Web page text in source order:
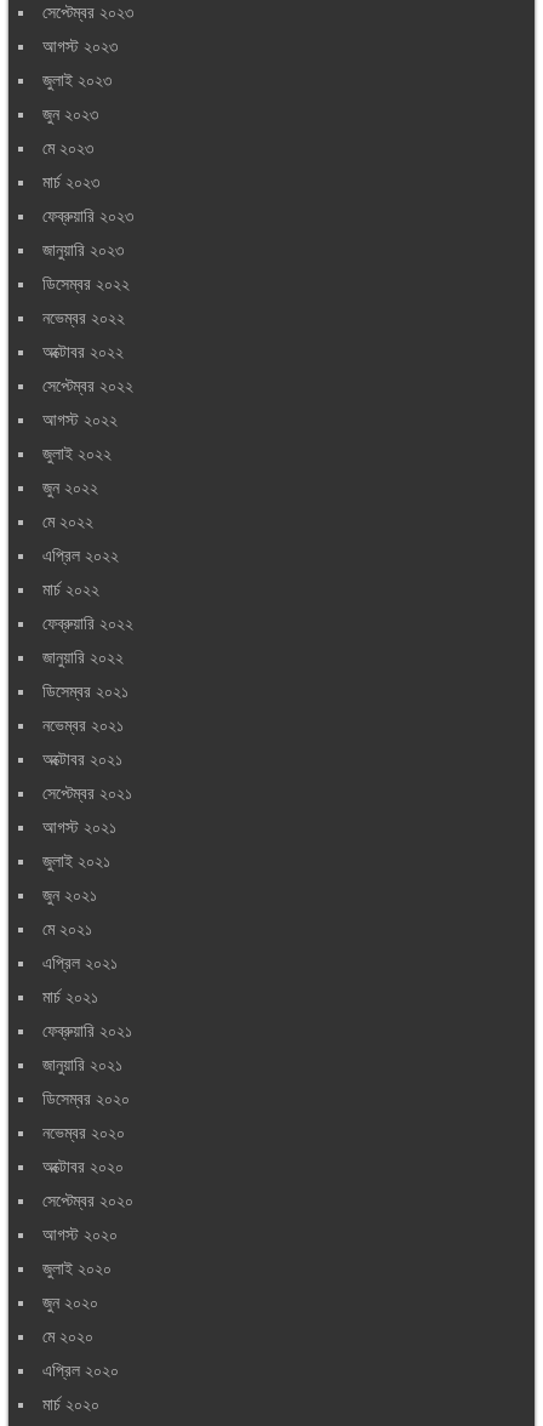
সেপ্টেম্বর ২০২৩
আগস্ট ২০২৩
জুলাই ২০২৩
জুন ২০২৩
মে ২০২৩
মার্চ ২০২৩
ফেব্রুয়ারি ২০২৩
জানুয়ারি ২০২৩
ডিসেম্বর ২০২২
নভেম্বর ২০২২
অক্টোবর ২০২২
সেপ্টেম্বর ২০২২
আগস্ট ২০২২
জুলাই ২০২২
জুন ২০২২
মে ২০২২
এপ্রিল ২০২২
মার্চ ২০২২
ফেব্রুয়ারি ২০২২
জানুয়ারি ২০২২
ডিসেম্বর ২০২১
নভেম্বর ২০২১
অক্টোবর ২০২১
সেপ্টেম্বর ২০২১
আগস্ট ২০২১
জুলাই ২০২১
জুন ২০২১
মে ২০২১
এপ্রিল ২০২১
মার্চ ২০২১
ফেব্রুয়ারি ২০২১
জানুয়ারি ২০২১
ডিসেম্বর ২০২০
নভেম্বর ২০২০
অক্টোবর ২০২০
সেপ্টেম্বর ২০২০
আগস্ট ২০২০
জুলাই ২০২০
জুন ২০২০
মে ২০২০
এপ্রিল ২০২০
মার্চ ২০২০